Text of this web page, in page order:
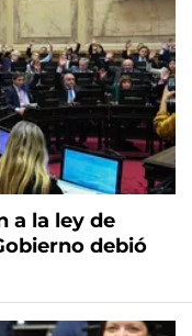
a la ley de
debió